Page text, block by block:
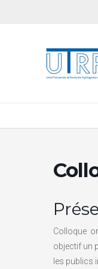
Colloque
objectif un
les publics